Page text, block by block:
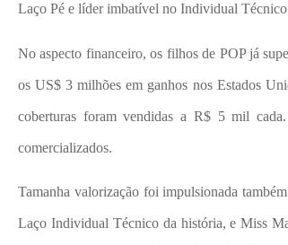
Laço Pé e líder imbatível no Individual
No aspecto financeiro, os filhos de POP já
os US$ 3 milhões em ganhos nos Estados
coberturas foram vendidas a R$ 5 mil
comercializados.
Tamanha valorização foi impulsionada
Laço Individual Técnico da história, e Miss